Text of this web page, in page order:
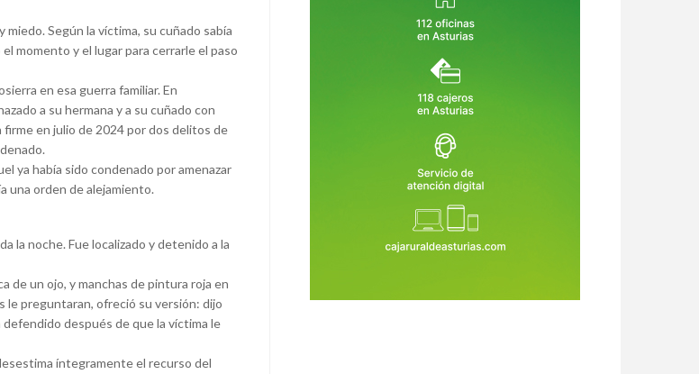
miedo. Según la víctima, su cuñado sabía
momento y el lugar para cerrarle el paso
en esa guerra familiar. En
a su hermana y a su cuñado con
en julio de 2024 por dos delitos de
ya había sido condenado por amenazar
una orden de alejamiento.
la noche. Fue localizado y detenido a la
de un ojo, y manchas de pintura roja en
le preguntaran, ofreció su versión: dijo
después de que la víctima le
íntegramente el recurso del